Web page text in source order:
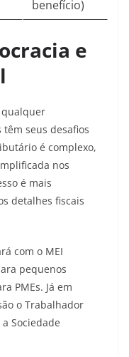
benefício)
e
qualquer
seus desafios
é complexo,
nos
é mais
detalhes fiscais
com o MEI
pequenos
PMEs. Já em
o Trabalhador
Sociedade